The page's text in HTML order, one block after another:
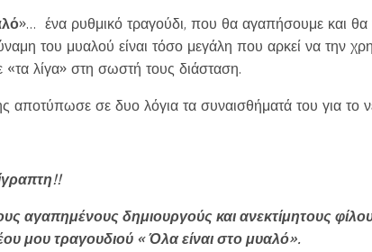
»… ένα ρυθμικό τραγούδι, που θα αγαπήσουμε και
του μυαλού είναι τόσο μεγάλη που αρκεί να την
λίγα» στη σωστή τους διάσταση.
σε δυο λόγια τα συναισθήματά του για το
αγαπημένους δημιουργούς και ανεκτίμητους
μου τραγουδιού « Όλα είναι στο μυαλό».